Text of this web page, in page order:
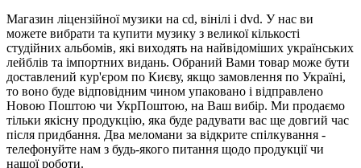
Магазин ліцензійної музики на cd, вінілі і dvd. У нас ви
можете вибрати та купити музику з великої кількості
студійних альбомів, які виходять на найвідоміших українських
лейблів та імпортних видань. Обраний Вами товар може бути
доставлений кур'єром по Києву, якщо замовлення по Україні,
то воно буде відповідним чином упаковано і відправлено
Новою Поштою чи УкрПоштою, на Ваш вибір. Ми продаємо
тільки якісну продукцію, яка буде радувати вас ще довгий час
після придбання. Два меломани за відкрите спілкування -
телефонуйте нам з будь-якого питання щодо продукції чи
нашої роботи.